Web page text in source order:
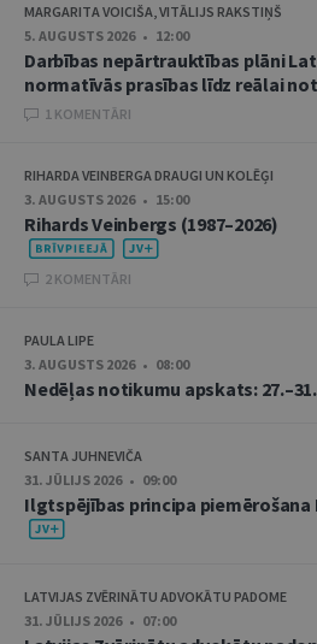
MARGARITA VOICIŠA, VITĀLIJS RAKSTIŅŠ
5. AUGUSTS 2026 • 12:00
Darbības nepārtrauktības plāni
normatīvās prasības līdz reālai
1 KOMENTĀRI
RIHARDA VEINBERGA DRAUGI UN KOLĒĢI
3. AUGUSTS 2026 • 15:00
Rihards Veinbergs (1987–2026)
2 KOMENTĀRI
PAULA LIPE
3. AUGUSTS 2026 • 08:00
Nedēļas notikumu apskats:
SANTA JUHNEVIČA
31. JŪLIJS 2026 • 09:00
Ilgtspējības principa
LATVIJAS ZVĒRINĀTU ADVOKĀTU PADOME
31. JŪLIJS 2026 • 07:00